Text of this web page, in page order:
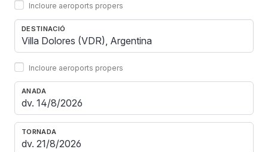
Incloure aeroports propers
DESTINACIÓ
Incloure aeroports propers
ANADA
TORNADA